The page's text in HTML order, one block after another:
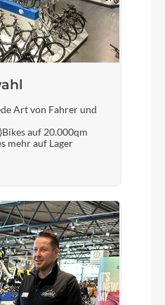
Art von Fahrer und
auf 20.000qm
mehr auf Lager